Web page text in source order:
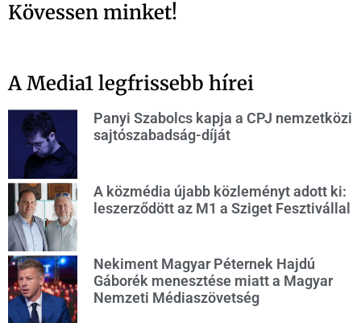
Kövessen minket!
A Media1 legfrissebb hírei
Panyi Szabolcs kapja a CPJ nemzetközi
sajtószabadság-díját
A közmédia újabb közleményt adott ki:
leszerződött az M1 a Sziget Fesztivállal
Nekiment Magyar Péternek Hajdú
Gáborék menesztése miatt a Magyar
Nemzeti Médiaszövetség